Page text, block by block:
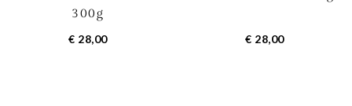
300g
€ 28,00 € 28,00